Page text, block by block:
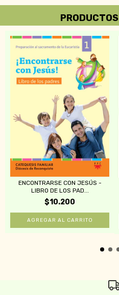
ENCONTRARSE CON JESÚS -
LIBRO DE LOS PAD...
$10.200